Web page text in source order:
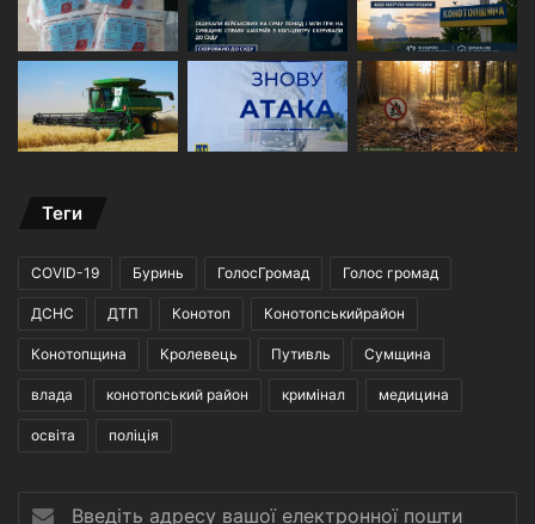
Теги
COVID-19 Буринь ГолосГромад Голос громад
ДСНС ДТП Конотоп Конотопськийрайон
Конотопщина Кролевець Путивль Сумщина
влада конотопський район кримінал медицина
освіта поліція